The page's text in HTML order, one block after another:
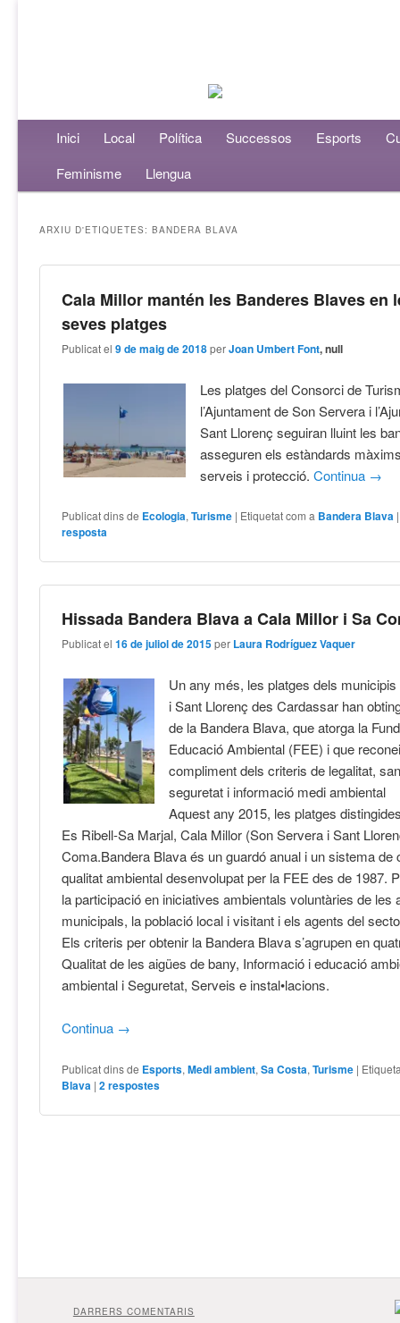
Menú principalAneu al contingut principal
Aneu al contingut secundari
Inici Local Política Successos Esports
Feminisme
Llengua
ARXIU D'ETIQUETES:BANDERA BLAVA
Cala Millor mantén les Banderes Blaves en
seves platges
Publicat el9 de maig de 2018 perJoan Umbert Font, null
Les platges del Consorci de
l’Ajuntament de Son Servera i
Sant Llorenç seguiran lluint les
asseguren els estàndards
serveis i protecció.Continua →
Publicat dins de Ecologia,Turisme | Etiquetat com a Bandera Blava
resposta
Hissada Bandera Blava a Cala Millor i Sa
Publicat el16 de juliol de 2015 per Laura Rodríguez Vaquer
Un any més, les platges dels
i Sant Llorenç des Cardassar han
de la Bandera Blava, que atorga la
Educació Ambiental (FEE) i que
compliment dels criteris de legalitat,
seguretat i informació medi ambiental
Aquest any 2015, les platges
Es Ribell-Sa Marjal, Cala Millor (Son Servera i Sant
Coma.Bandera Blava és un guardó anual i un sistema de
qualitat ambiental desenvolupat per la FEE des de 1987.
la participació en iniciatives ambientals voluntàries de les
municipals, la població local i visitant i els agents del
Els criteris per obtenir la Bandera Blava s’agrupen en
Qualitat de les aigües de bany, Informació i educació
ambiental i Seguretat, Serveis e instal•lacions.
Continua →
Publicat dins de Esports,Medi ambient,Sa Costa,Turisme |
Blava |2respostes
DARRERS COMENTARIS